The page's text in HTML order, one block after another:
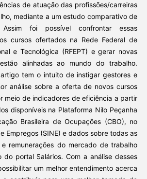
de atuação das profissões/carreiras
mediante a um estudo comparativo de
foi possível confrontar essas
cursos ofertados na Rede Federal de
e Tecnológica (RFEPT) e gerar novas
alinhadas ao mundo do trabalho.
tem o intuito de instigar gestores e
análise sobre a oferta de novos cursos
meio de indicadores de eficiência a partir
disponíveis na Plataforma Nilo Peçanha
Brasileira de Ocupações (CBO), no
Empregos (SINE) e dados sobre todas as
remunerações do mercado de trabalho
do portal Salários. Com a análise desses
um melhor entendimento acerca